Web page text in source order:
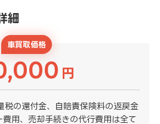
細
車買取価格
円
税の還付金、自賠責保険料の返戻金
費用、売却手続きの代行費用は全て